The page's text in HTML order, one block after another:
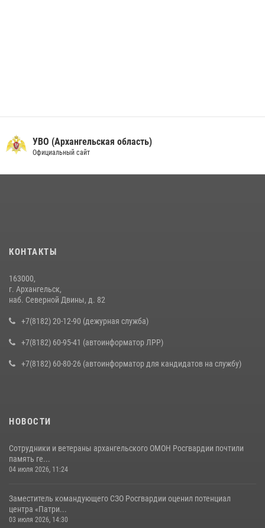
УВО (Архангельская область)
Официальный сайт
КОНТАКТЫ
163000,
г. Архангельск,
наб. Северной Двины, д. 82
+7(8182) 20-12-90 (дежурная служба)
+7(8182) 60-95-41 (автоинформатор ЛРР)
+7(8182) 60-80-26 (автоинформатор для кандидатов на службу)
НОВОСТИ
Сотрудники и ветераны архангельского ОМОН Росгвардии почтили
память ге...
04 июля 2026, 11:24
Заместитель командующего СЗО Росгвардии оценил потенциал
центра «Патри...
03 июля 2026, 14:30